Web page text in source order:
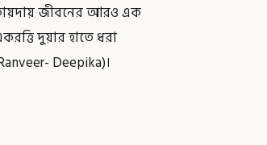
জীবনের আরও এক
দুয়ার হাতে ধরা
Deepika)।